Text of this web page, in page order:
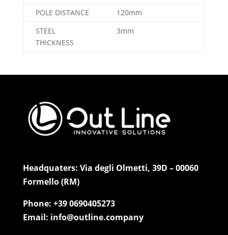
POLE DISTANCE
120mm
STEEL
THICKNESS
3mm
Headquaters: Via degli Olmetti, 39D – 00060
Formello (RM)
Phone: +39 0690405273
Email: info@outline.company